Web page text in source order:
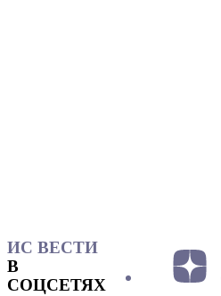
ИС ВЕСТИ
В
СОЦСЕТЯХ